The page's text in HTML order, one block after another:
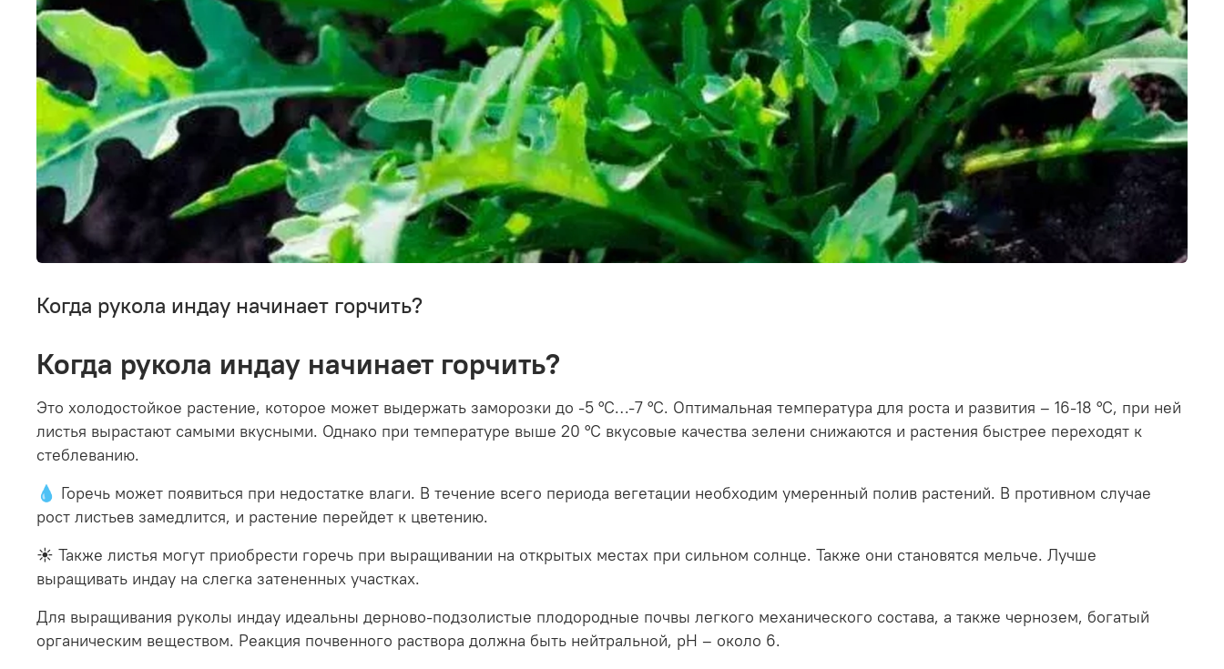
Когда рукола индау начинает горчить?
Когда рукола индау начинает горчить?
Это холодостойкое растение, которое может выдержать заморозки до -5 °C…-7 °C. Оптимальная температура для роста и развития – 16-18 °C, при ней
листья вырастают самыми вкусными. Однако при температуре выше 20 °C вкусовые качества зелени снижаются и растения быстрее переходят к
стеблеванию.
💧 Горечь может появиться при недостатке влаги. В течение всего периода вегетации необходим умеренный полив растений. В противном случае
рост листьев замедлится, и растение перейдет к цветению.
☀️ Также листья могут приобрести горечь при выращивании на открытых местах при сильном солнце. Также они становятся мельче. Лучше
выращивать индау на слегка затененных участках.
Для выращивания руколы индау идеальны дерново-подзолистые плодородные почвы легкого механического состава, а также чернозем, богатый
органическим веществом. Реакция почвенного раствора должна быть нейтральной, pH – около 6.